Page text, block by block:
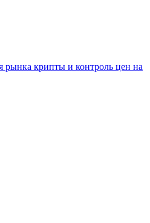
рынка крипты и контроль цен на